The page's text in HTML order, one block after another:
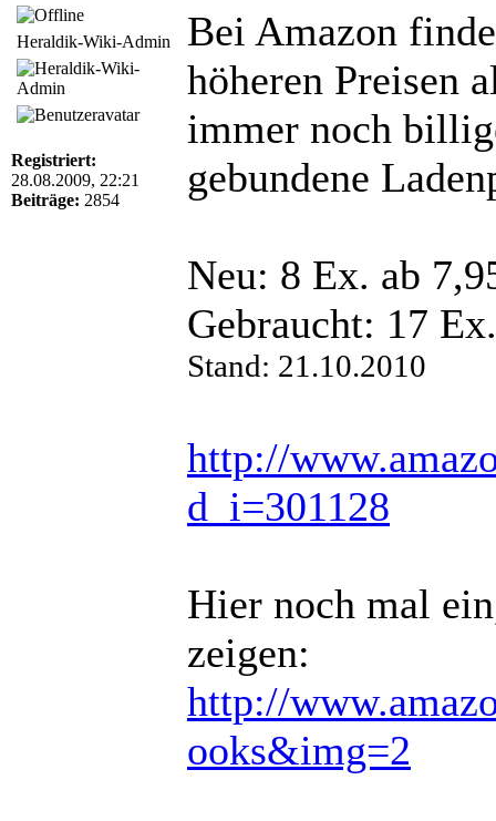
Heraldik-Wiki-Admin
Registriert:
28.08.2009, 22:21
Beiträge: 2854
Bei Amazon
höheren Preisen
immer noch
gebundene
Neu: 8 Ex. ab
Gebraucht: 17
Stand: 21.10.2010
http://
d_i=301128
Hier noch mal
zeigen:
http://
ooks&img=2